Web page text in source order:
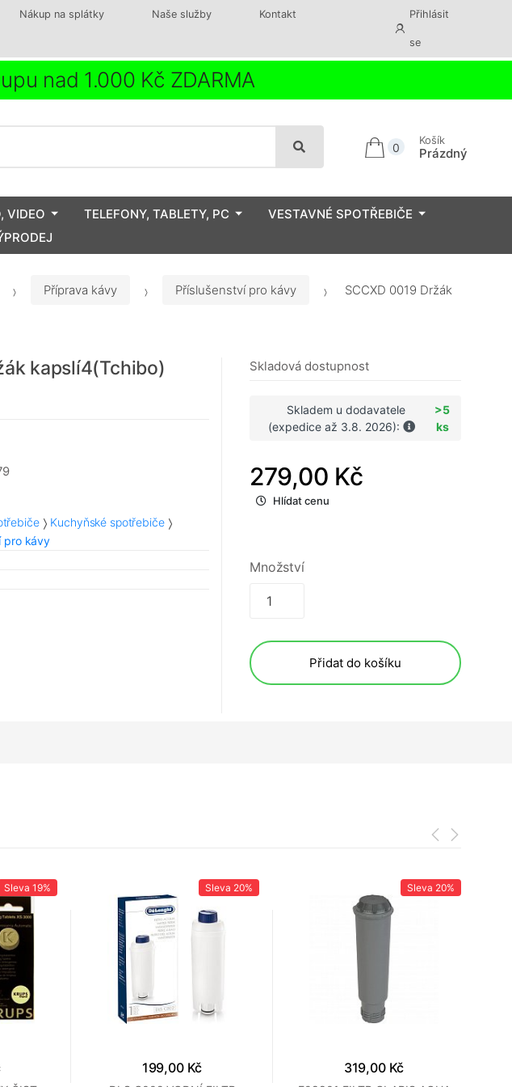
Nákup na splátky Naše služby Kontakt Přihlásit
se
nad 1.000 Kč ZDARMA
0
Košík
Prázdný
VIDEO TELEFONY, TABLETY, PC
VESTAVNÉ SPOTŘEBIČE
Příprava kávy Příslušenství pro kávy
SCCXD 0019 Držák
kapslí4(Tchibo)
Kuchyňské spotřebiče
pro kávy
Skladová dostupnost
Skladem u dodavatele
(expedice až 3.8. 2026):
>5
ks
279,00 Kč
Hlídat cenu
Množství
Přidat do košíku
Sleva 19% Sleva 20%
199,00 Kč
Sleva 20%
319,00 Kč